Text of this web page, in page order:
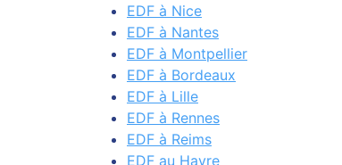
EDF à Nice
EDF à Nantes
EDF à Montpellier
EDF à Bordeaux
EDF à Lille
EDF à Rennes
EDF à Reims
EDF au Havre